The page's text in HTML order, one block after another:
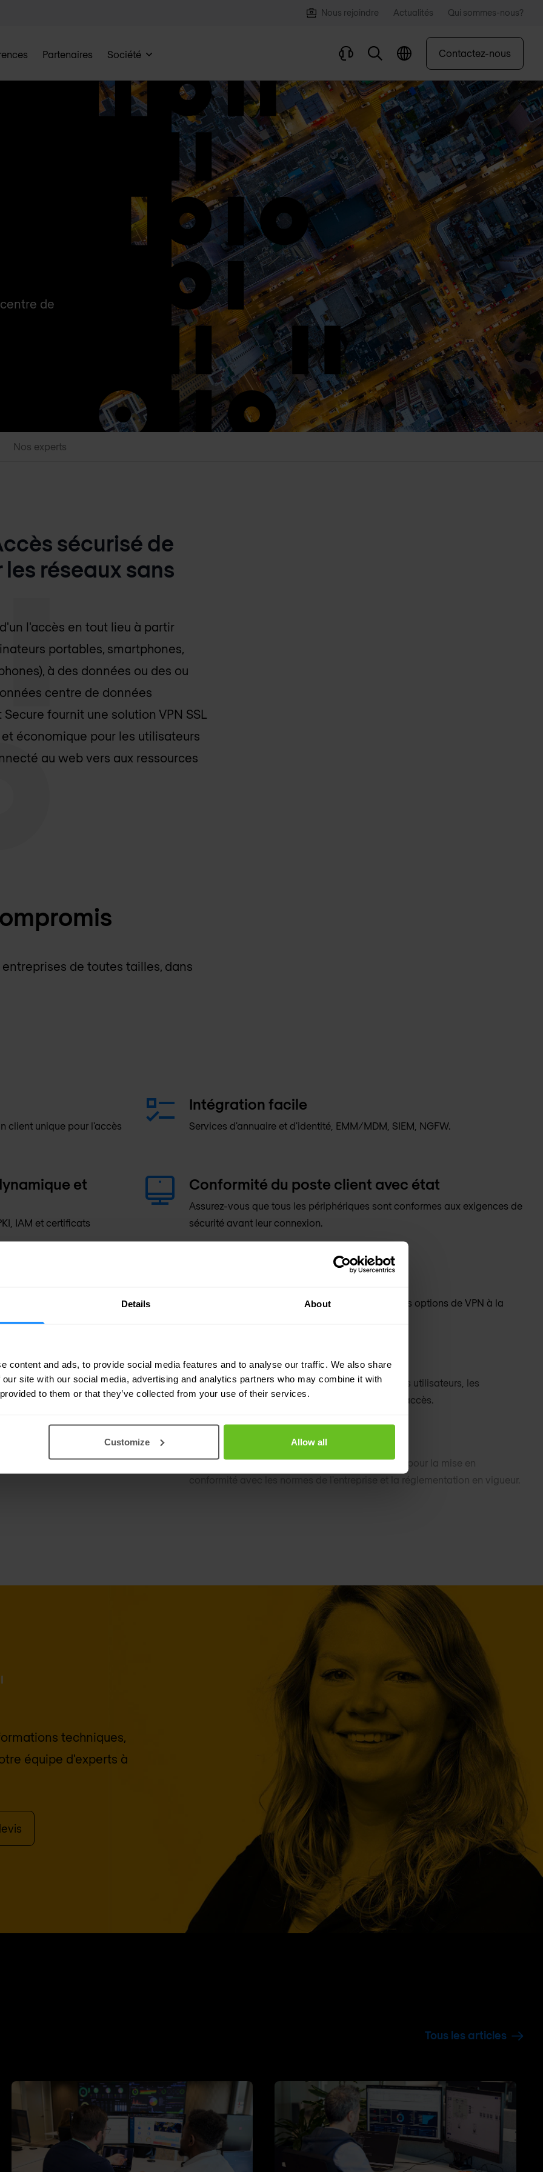
Details About
content and ads, to provide social media features and to analyse our traffic. We also share
site with our social media, advertising and analytics partners who may combine it with
to them or that they’ve collected from your use of their services.
Customize Allow all
Nous rejoindre Actualités Qui sommes-nous?
Partenaires Société Contactez-nous
de
Nos experts
sécurisé de
réseaux sans
l'accès en tout lieu à partir
portables, smartphones,
à des données ou des ou
centre de données
fournit une solution VPN SSL
économique pour les utilisateurs
au web vers aux ressources
de toutes tailles, dans
client unique pour l'accès
Intégration facile
Services d'annuaire et d'identité, EMM/MDM, SIEM, NGFW.
et
IAM et certificats
Conformité du poste client avec état
Assurez-vous que tous les périphériques sont conformes aux exigences de
sécurité avant leur connexion.
unique)
site et dans le Cloud.
Protégez les données en mouvement, grâce à des options de VPN à la
Gestion centralisée et visibilité
Centralisez la gestion des stratégies, et suivez les utilisateurs, les
périphériques, l'état de sécurité et les activités d'accès.
de travail virtuel sans
Exigences d'accès aux données et de protection pour la mise en
conformité avec les normes de l'entreprise et la réglementation en vigueur.
techniques,
équipe d'experts à
Tous les articles